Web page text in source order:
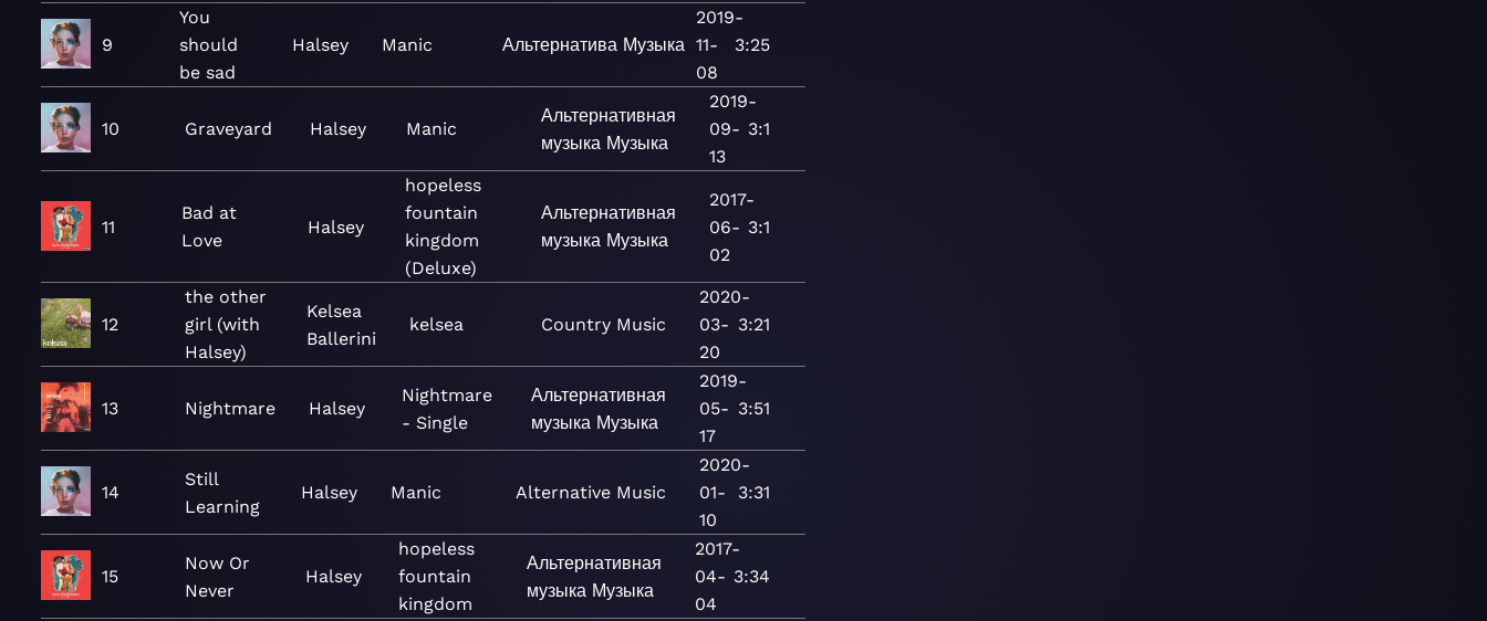
9
You
should
be sad
Halsey Manic Альтернатива Музыка
2019-
11-
08
3:25
10 Graveyard Halsey Manic
Альтернативная
музыка Музыка
2019-
09-
13
3:1
11
Bad at
Love
Halsey
hopeless
fountain
kingdom
(Deluxe)
Альтернативная
музыка Музыка
2017-
06-
02
3:1
12
the other
girl (with
Halsey)
Kelsea
Ballerini
kelsea Country Music
2020-
03-
20
3:21
13 Nightmare Halsey
Nightmare
- Single
Альтернативная
музыка Музыка
2019-
05-
17
3:51
14
Still
Learning
Halsey Manic Alternative Music
2020-
01-
10
3:31
15
Now Or
Never
Halsey
hopeless
fountain
kingdom
Альтернативная
музыка Музыка
2017-
04-
04
3:34